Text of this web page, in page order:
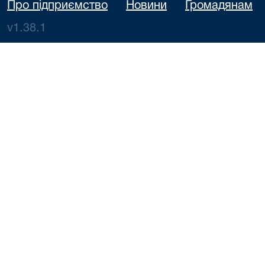
Про підприємство Новини Громадянам
v1.38.1